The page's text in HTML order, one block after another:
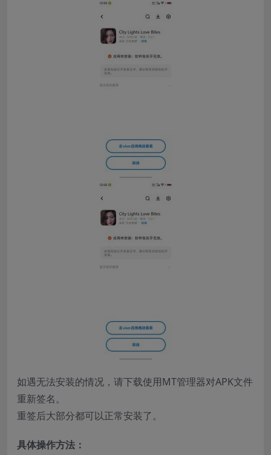
如遇无法安装的情况，请下载使用MT管理器对APK文件
重新签名。
重签后大部分都可以正常安装了。
具体操作方法：